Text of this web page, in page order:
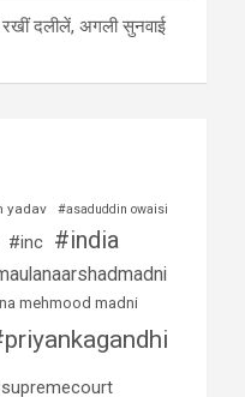
दलीलें, अगली सुनवाई
yadav #asaduddin owaisi
#inc #india
mehmood madni